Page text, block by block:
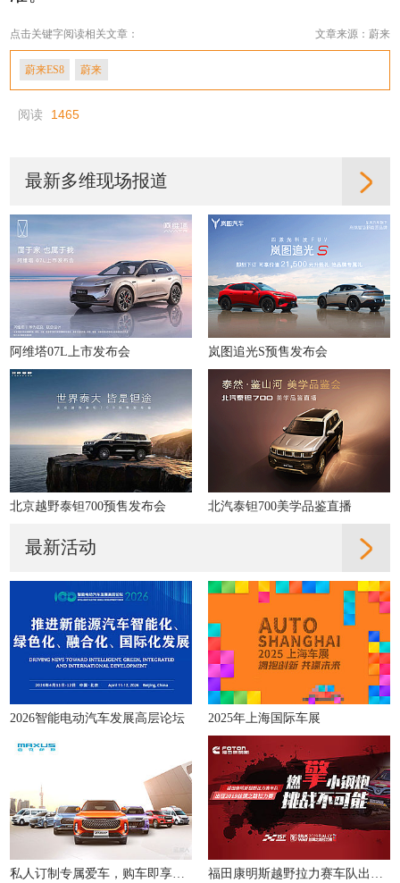
点击关键字阅读相关文章： 文章来源：蔚来
蔚来ES8 蔚来
阅读 1465
最新多维现场报道
阿维塔07L上市发布会 岚图追光S预售发布会
北京越野泰钽700预售发布会 北汽泰钽700美学品鉴直播
最新活动
2026智能电动汽车发展高层论坛 2025年上海国际车展